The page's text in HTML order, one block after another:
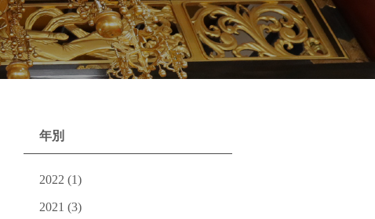
年別
2022 (1)
2021 (3)